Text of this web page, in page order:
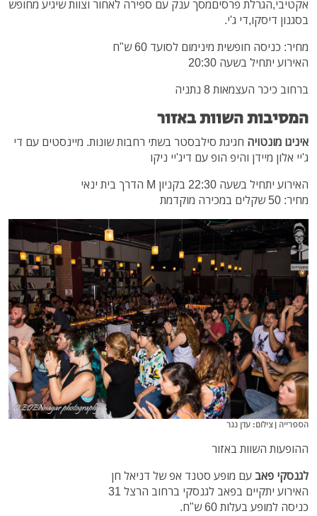
אקטיבי,הגרלת פרסיםמסך ענק עם ספירה לאחור וצוות שיגיע מחופש
בסגנון דיסקו,די ג'י.
מחיר: כניסה חופשית מינימום לסועד 60 ש"ח
האירוע יתחיל בשעה 20:30
ברחוב כיכר העצמאות 8 נתניה
המסיבות השוות באזור
איניגו מונטויה חגיגת סילבסטר בשתי רחבות שונות. מיינסטים עם די
ג'יי אלון מיידן והיפ הופ עם דיג'יי ניקו
האירוע יתחיל בשעה 22:30 בקניון M הדרך בית ינאי
מחיר: 50 שקלים במכירה מוקדמת
הספרייה | צילום: עדן נגר
ההופעות השוות באזור
לגנסקי פאב עם מופע סטנד אפ של דניאל חן
האירוע יתקיים בפאב לגנסקי ברחוב הרצל 31
כניסה למופע בעלות 60 ש"ח.